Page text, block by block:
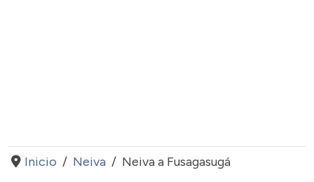
Inicio Neiva Neiva a Fusagasugá